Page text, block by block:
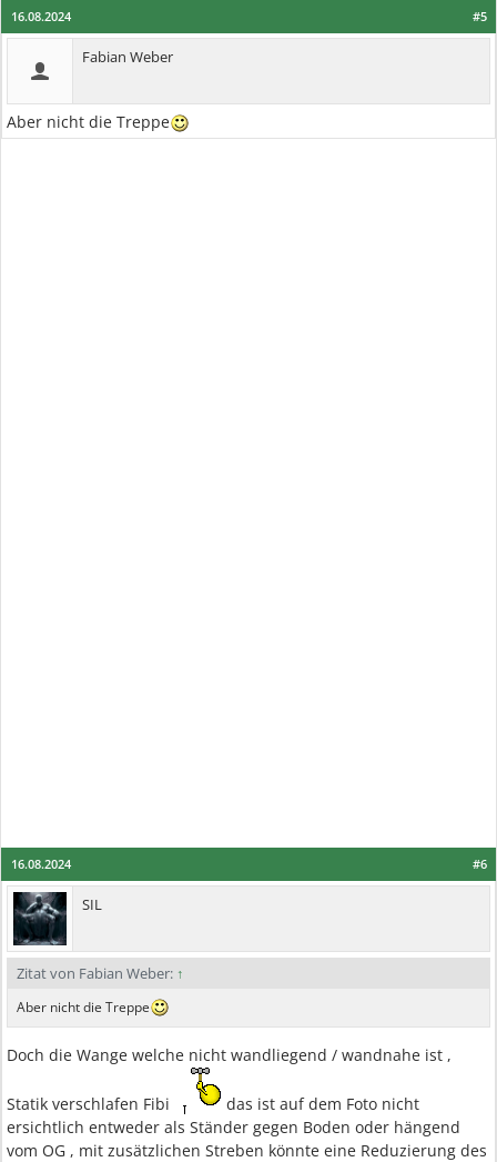
#5
16.08.2024
Fabian Weber
Aber nicht die Treppe
#6
16.08.2024
SIL
Zitat von Fabian Weber: ↑
Aber nicht die Treppe
Doch die Wange welche nicht wandliegend / wandnahe ist ,
Statik verschlafen Fibi
das ist auf dem Foto nicht
ersichtlich entweder als Ständer gegen Boden oder hängend
vom OG , mit zusätzlichen Streben könnte eine Reduzierung des